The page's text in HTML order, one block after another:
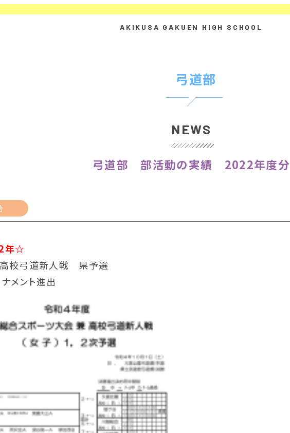
弓道部
NEWS
弓道部 部活動の実績 2022年度分
年☆
校弓道新人戦 県予選
メント進出